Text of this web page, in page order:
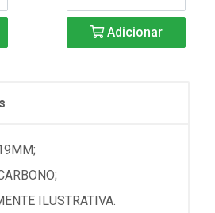
Adicionar
ILUSTRATIVA.